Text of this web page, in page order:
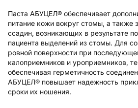
Паста АБУЦЕЛ® обеспечивает
питание кожи вокруг стомы, а также
ссадин, возникающих в результате
пациента выделений из стомы. Для
ровной поверхности при
калоприемников и уроприемников,
обеспечивая герметичность
АБУЦЕЛ® повышает надежность
сроки их ношения.